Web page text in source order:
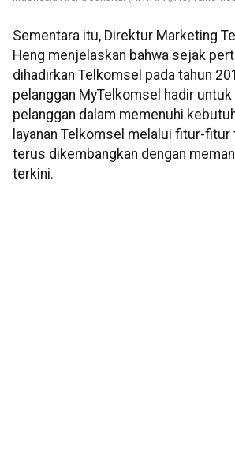
Sementara itu, Direktur Marketing
Heng menjelaskan bahwa sejak
dihadirkan Telkomsel pada tahun
pelanggan MyTelkomsel hadir
pelanggan dalam memenuhi
layanan Telkomsel melalui fitur-fitur
terus dikembangkan dengan
terkini.